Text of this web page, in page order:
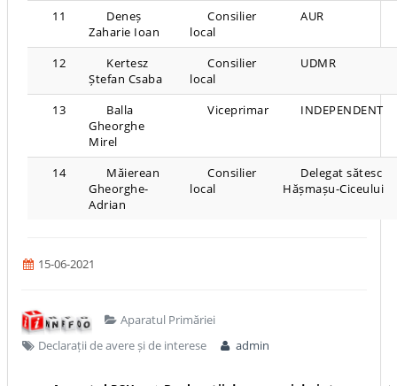
11
Deneș
Zaharie Ioan
Consilier
local
AUR
12
Kertesz
Ștefan Csaba
Consilier
local
UDMR
13
Balla
Gheorghe
Mirel
Viceprimar INDEPENDENT
14
Măierean
Gheorghe-
Adrian
Consilier
local
Delegat sătesc
Hășmașu-Ciceului
15-06-2021
Aparatul Primăriei
Declarații de avere și de interese
admin